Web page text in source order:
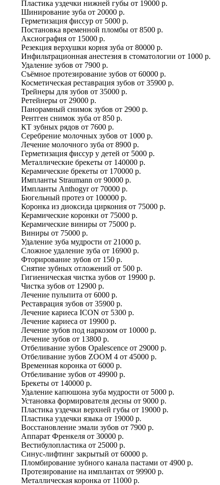
Пластика уздечки нижней губы от 19000 р.
Шинирование зуба от 20000 р.
Герметизация фиссур от 5000 р.
Постановка временной пломбы от 8500 р.
Аксиография от 15000 р.
Резекция верхушки корня зуба от 80000 р.
Инфильтрационная анестезия в стоматологии от 1000 р.
Удаление зубов от 7900 р.
Съёмное протезирование зубов от 60000 р.
Косметическая реставрация зубов от 35900 р.
Трейнеры для зубов от 35000 р.
Ретейнеры от 29000 р.
Панорамный снимок зубов от 2900 р.
Рентген снимок зуба от 850 р.
КТ зубных рядов от 7600 р.
Серебрение молочных зубов от 1000 р.
Лечение молочного зуба от 8900 р.
Герметизация фиссур у детей от 5000 р.
Металлические брекеты от 140000 р.
Керамические брекеты от 170000 р.
Импланты Straumann от 90000 р.
Импланты Anthogyrот 70000 р.
Бюгельный протез от 100000 р.
Коронка из диоксида циркония от 75000 р.
Керамические коронки от 75000 р.
Керамические виниры от 75000 р.
Виниры от 75000 р.
Удаление зуба мудрости от 21000 р.
Сложное удаление зуба от 16900 р.
Фторирование зубов от 150 р.
Снятие зубных отложений от 500 р.
Гигиеническая чистка зубов от 19900 р.
Чистка зубов от 12900 р.
Лечение пульпита от 6000 р.
Реставрация зубов от 35900 р.
Лечение кариеса ICON от 5300 р.
Лечение кариеса от 19900 р.
Лечение зубов под наркозом от 10000 р.
Лечение зубов от 13800 р.
Отбеливание зубов Оpalescence от 29000 р.
Отбеливание зубов ZOOM 4 от 45000 р.
Временная коронка от 6000 р.
Отбеливание зубов от 49900 р.
Брекеты от 140000 р.
Удаление капюшона зуба мудрости от 5000 р.
Установка формирователя десны от 9000 р.
Пластика уздечки верхней губы от 19000 р.
Пластика уздечки языка от 19000 р.
Восстановление эмали зубов от 7900 р.
Аппарат Френкеля от 30000 р.
Вестибулопластика от 25000 р.
Синус-лифтинг закрытый от 60000 р.
Пломбирование зубного канала пастами от 4900 р.
Протезирование на имплантах от 99900 р.
Металлическая коронка от 11000 р.